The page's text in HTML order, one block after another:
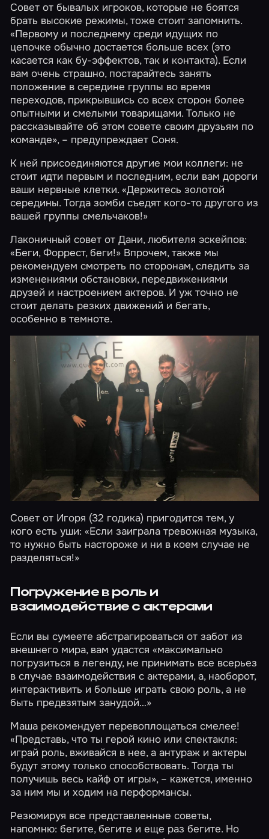
Совет от бывалых игроков, которые не боятся
брать высокие режимы, тоже стоит запомнить.
«Первому и последнему среди идущих по
цепочке обычно достается больше всех (это
касается как бу-эффектов, так и контакта). Если
вам очень страшно, постарайтесь занять
положение в середине группы во время
переходов, прикрывшись со всех сторон более
опытными и смелыми товарищами. Только не
рассказывайте об этом совете своим друзьям по
команде», – предупреждает Соня.
К ней присоединяются другие мои коллеги: не
стоит идти первым и последним, если вам дороги
ваши нервные клетки. «Держитесь золотой
середины. Тогда зомби съедят кого-то другого из
вашей группы смельчаков!»
Лаконичный совет от Дани, любителя эскейпов:
«Беги, Форрест, беги!» Впрочем, также мы
рекомендуем смотреть по сторонам, следить за
изменениями обстановки, передвижениями
друзей и настроением актеров. И уж точно не
стоит делать резких движений и бегать,
особенно в темноте.
Совет от Игоря (32 годика) пригодится тем, у
кого есть уши: «Если заиграла тревожная музыка,
то нужно быть настороже и ни в коем случае не
разделяться!»
Погружение в роль и
взаимодействие с актерами
Если вы сумеете абстрагироваться от забот из
внешнего мира, вам удастся «максимально
погрузиться в легенду, не принимать все всерьез
в случае взаимодействия с актерами, а, наоборот,
интерактивить и больше играть свою роль, а не
быть предвзятым занудой…»
Маша рекомендует перевоплощаться смелее!
«Представь, что ты герой кино или спектакля:
играй роль, вживайся в нее, а антураж и актеры
будут этому только способствовать. Тогда ты
получишь весь кайф от игры», – кажется, именно
за ним мы и ходим на перформансы.
Резюмируя все представленные советы,
напомню: бегите, бегите и еще раз бегите. Но